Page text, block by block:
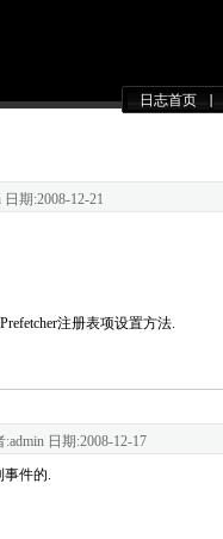
日志首页
日期:2008-12-21
注册表项设置方法.
:admin 日期:2008-12-17
事件的.